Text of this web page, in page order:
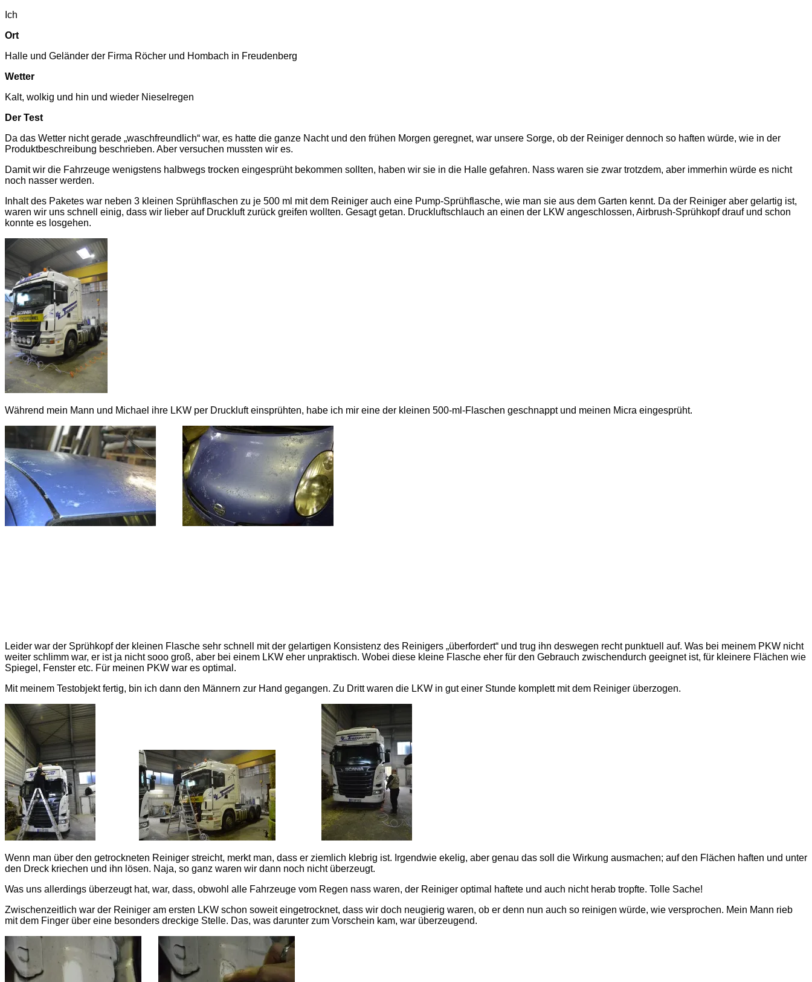
Ich
Ort
Halle und Geländer der Firma Röcher und Hombach in Freudenberg
Wetter
Kalt, wolkig und hin und wieder Nieselregen
Der Test
Da das Wetter nicht gerade „waschfreundlich“ war, es hatte die ganze Nacht und den frühen Morgen geregnet, war unsere Sorge, ob der Reiniger dennoch so haften würde, wie in der
Produktbeschreibung beschrieben. Aber versuchen mussten wir es.
Damit wir die Fahrzeuge wenigstens halbwegs trocken eingesprüht bekommen sollten, haben wir sie in die Halle gefahren. Nass waren sie zwar trotzdem, aber immerhin würde es nicht
noch nasser werden.
Inhalt des Paketes war neben 3 kleinen Sprühflaschen zu je 500 ml mit dem Reiniger auch eine Pump-Sprühflasche, wie man sie aus dem Garten kennt. Da der Reiniger aber gelartig ist,
waren wir uns schnell einig, dass wir lieber auf Druckluft zurück greifen wollten. Gesagt getan. Druckluftschlauch an einen der LKW angeschlossen, Airbrush-Sprühkopf drauf und schon
konnte es losgehen.
Während mein Mann und Michael ihre LKW per Druckluft einsprühten, habe ich mir eine der kleinen 500-ml-Flaschen geschnappt und meinen Micra eingesprüht.
Leider war der Sprühkopf der kleinen Flasche sehr schnell mit der gelartigen Konsistenz des Reinigers „überfordert“ und trug ihn deswegen recht punktuell auf. Was bei meinem PKW nicht
weiter schlimm war, er ist ja nicht sooo groß, aber bei einem LKW eher unpraktisch. Wobei diese kleine Flasche eher für den Gebrauch zwischendurch geeignet ist, für kleinere Flächen wie
Spiegel, Fenster etc. Für meinen PKW war es optimal.
Mit meinem Testobjekt fertig, bin ich dann den Männern zur Hand gegangen. Zu Dritt waren die LKW in gut einer Stunde komplett mit dem Reiniger überzogen.
Wenn man über den getrockneten Reiniger streicht, merkt man, dass er ziemlich klebrig ist. Irgendwie ekelig, aber genau das soll die Wirkung ausmachen; auf den Flächen haften und unter
den Dreck kriechen und ihn lösen. Naja, so ganz waren wir dann noch nicht überzeugt.
Was uns allerdings überzeugt hat, war, dass, obwohl alle Fahrzeuge vom Regen nass waren, der Reiniger optimal haftete und auch nicht herab tropfte. Tolle Sache!
Zwischenzeitlich war der Reiniger am ersten LKW schon soweit eingetrocknet, dass wir doch neugierig waren, ob er denn nun auch so reinigen würde, wie versprochen. Mein Mann rieb
mit dem Finger über eine besonders dreckige Stelle. Das, was darunter zum Vorschein kam, war überzeugend.